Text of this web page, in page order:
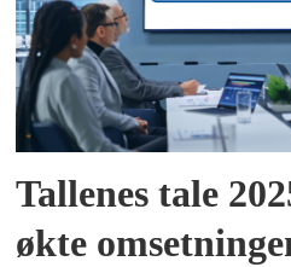
Tallenes tale
økte